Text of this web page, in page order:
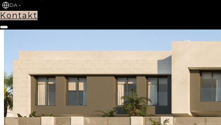
DA
Kontakt